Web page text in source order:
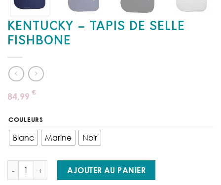
KENTUCKY – TAPIS DE SELLE
FISHBONE
84,99 €
COULEURS
Blanc Marine Noir
quantité de Kentucky - Tapis de Selle Fishbone
AJOUTER AU PANIER